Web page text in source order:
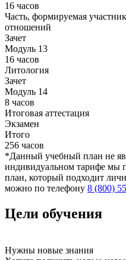
16 часов
Часть, формируемая
отношений
Зачет
Модуль 13
16 часов
Литология
Зачет
Модуль 14
8 часов
Итоговая аттестация
Экзамен
Итого
256 часов
*Данный учебный план не
индивидуальном тарифе мы
план, который подходит
можно по телефону 8 (800)
Цели обучения
Нужны новые знания